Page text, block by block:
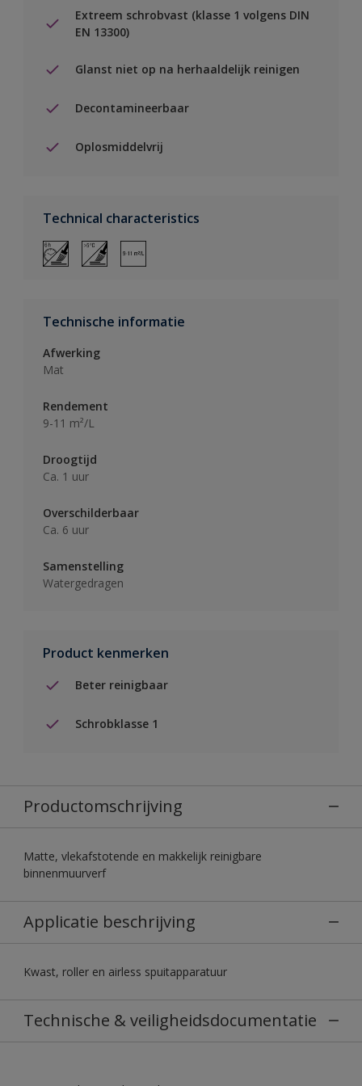
Extreem schrobvast (klasse 1 volgens DIN
EN 13300)
Glanst niet op na herhaaldelijk reinigen
Decontamineerbaar
Oplosmiddelvrij
Technical characteristics
Technische informatie
Afwerking
Mat
Rendement
9-11 m²/L
Droogtijd
Ca. 1 uur
Overschilderbaar
Ca. 6 uur
Samenstelling
Watergedragen
Product kenmerken
Beter reinigbaar
Schrobklasse 1
Productomschrijving
Matte, vlekafstotende en makkelijk reinigbare
binnenmuurverf
Applicatie beschrijving
Kwast, roller en airless spuitapparatuur
Technische & veiligheidsdocumentatie